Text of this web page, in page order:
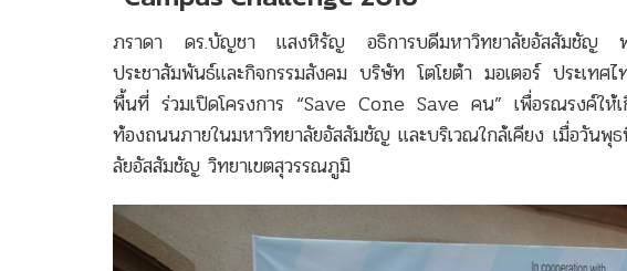
ภราดา ดร.บัญชา แสงหิรัญ อธิการบดีมหาวิทยาลัยอัสสัมชัญ พ
ประชาสัมพันธ์และกิจกรรมสังคม บริษัท โตโยต้า มอเตอร์ ประเทศ
พื้นที่ ร่วมเปิดโครงการ “Save Cone Save คน” เพื่อรณรงค์ให้เ
ท้องถนนภายในมหาวิทยาลัยอัสสัมชัญ และบริเวณใกล้เคียง เมื่อวั
ลัยอัสสัมชัญ วิทยาเขตสุวรรณภูมิ